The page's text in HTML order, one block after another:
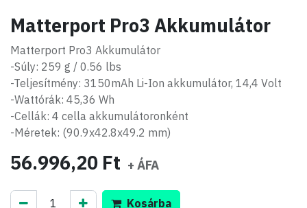
Matterport Pro3 Akkumulátor
Matterport Pro3 Akkumulátor
-Súly: 259 g / 0.56 lbs
-Teljesítmény: 3150mAh Li-Ion akkumulátor, 14,4 Volt
-Wattórák: 45,36 Wh
-Cellák: 4 cella akkumulátoronként
-Méretek: (90.9x42.8x49.2 mm)
56.996,20 Ft + ÁFA
Kosárba